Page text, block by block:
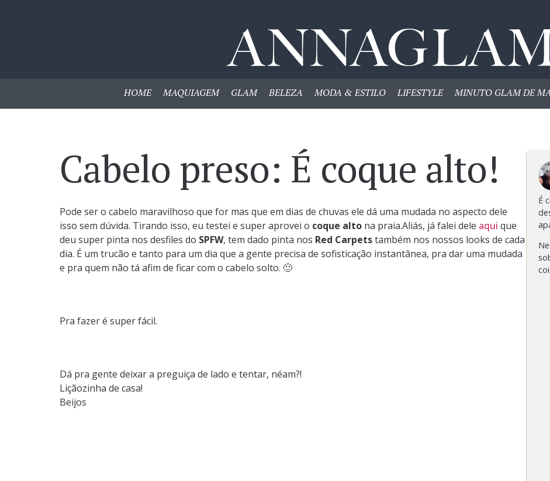
HOME MAQUIAGEM GLAM BELEZA MODA & ESTILO LIFESTYLE MINUTO GLAM DE
Cabelo preso: É coque alto!
Pode ser o cabelo maravilhoso que for mas que em dias de chuvas ele dá uma mudada no aspecto dele
isso sem dúvida. Tirando isso, eu testei e super aprovei o coque alto na praia.Aliás, já falei dele aqui que
deu super pinta nos desfiles do SPFW, tem dado pinta nos Red Carpetstambém nos nossos looks de cada
dia. É um trucão e tanto para um dia que a gente precisa de sofisticação instantânea, pra dar uma mudada
e pra quem não tá afim de ficar com o cabelo solto. 🙂
Pra fazer é super fácil.
Dá pra gente deixar a preguiça de lado e tentar, néam?!
Liçãozinha de casa!
Beijos
É